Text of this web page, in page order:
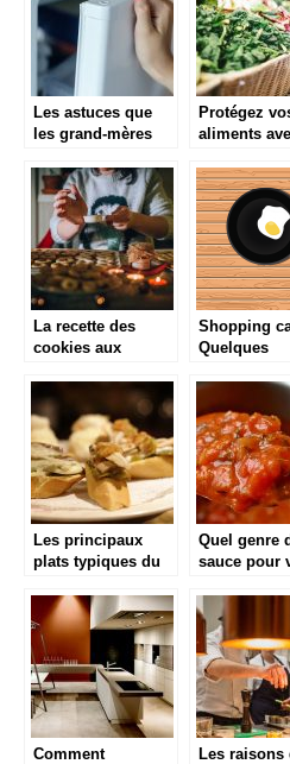
Les astuces que
les grand-mères
bien nettoyer un
frigo vintage
Protégez
aliments
qualité bio
La recette des
cookies aux
chocolat sans
gluten
Shopping
Quelques
cuisine à
Les principaux
plats typiques du
Quel genre
sauce pour
quelques
Comment
Les raisons